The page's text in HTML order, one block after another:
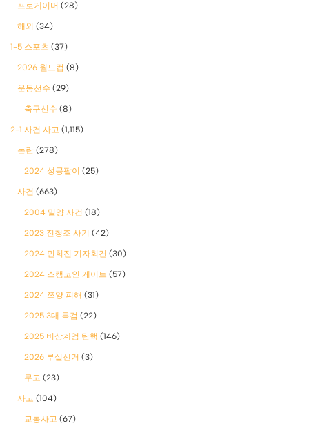
프로게이머 (28)
해외 (34)
1-5 스포츠 (37)
2026 월드컵 (8)
운동선수 (29)
축구선수 (8)
2-1 사건 사고 (1,115)
논란 (278)
2024 성공팔이 (25)
사건 (663)
2004 밀양 사건 (18)
2023 전청조 사기 (42)
2024 민희진 기자회견 (30)
2024 스캠코인 게이트 (57)
2024 쯔양 피해 (31)
2025 3대 특검 (22)
2025 비상계엄 탄핵 (146)
2026 부실선거 (3)
무고 (23)
사고 (104)
교통사고 (67)